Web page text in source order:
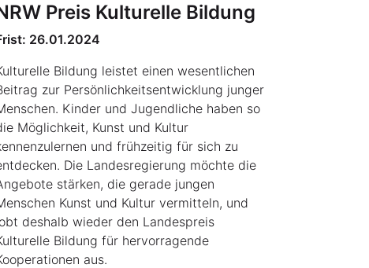
Preis Kulturelle Bildung
26.01.2024
Bildung leistet einen wesentlichen
zur Persönlichkeitsentwicklung junger
Kinder und Jugendliche haben so
Möglichkeit, Kunst und Kultur
und frühzeitig für sich zu
Die Landesregierung möchte die
stärken, die gerade jungen
Kunst und Kultur vermitteln, und
deshalb wieder den Landespreis
Bildung für hervorragende
aus.